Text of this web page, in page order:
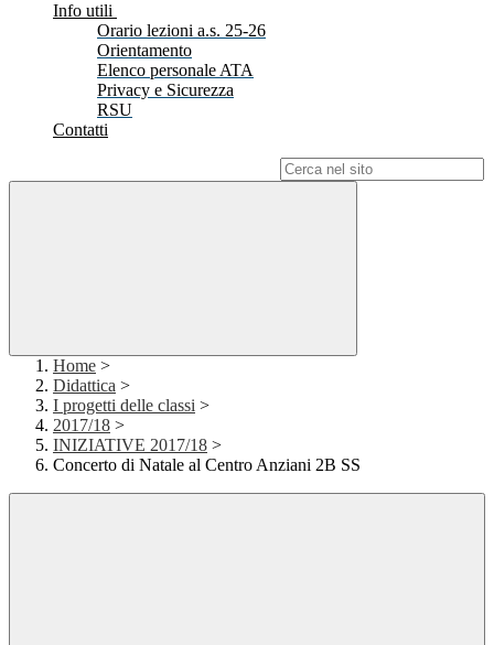
Info utili
Orario lezioni a.s. 25-26
Orientamento
Elenco personale ATA
Privacy e Sicurezza
RSU
Contatti
Home >
Didattica >
I progetti delle classi >
2017/18 >
INIZIATIVE 2017/18 >
Concerto di Natale al Centro Anziani 2B SS